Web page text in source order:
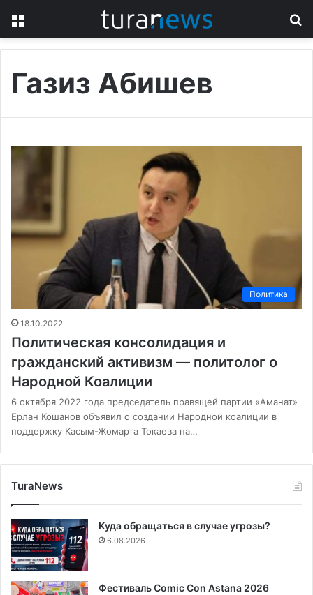
Газиз Абишев
Политика
18.10.2022
Политическая консолидация и
гражданский активизм — политолог о
Народной Коалиции
6 октября 2022 года председатель правящей партии «Аманат»
Ерлан Кошанов объявил о создании Народной коалиции в
поддержку Касым-Жомарта Токаева на…
TuraNews
Куда обращаться в случае угрозы?
6.08.2026
Фестиваль Comic Con Astana 2026